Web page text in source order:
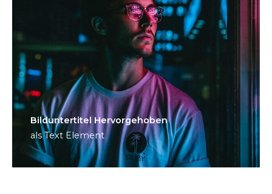
Bild­unter­titel Hervorgehoben
als Text Element